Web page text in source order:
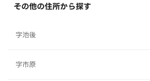
その他の住所から探す
字池後
字市原